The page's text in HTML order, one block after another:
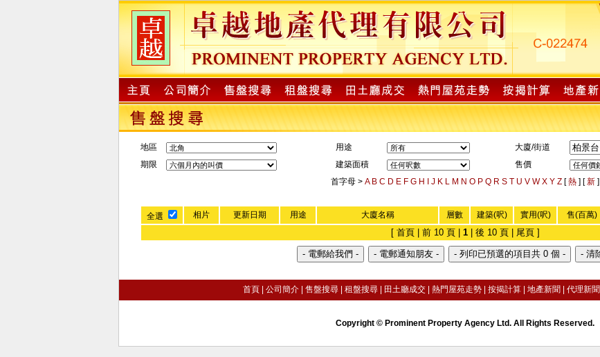
地區 用途
大廈/街道
期限
建築面積
售價
首字母 > A B C D E F G H J K L M N O P Q R S T U V W X Y Z [熱 ] [新 ]
全選
相片 更新日期 用途 大廈名稱 層數 建築(呎) 實用(呎) 售(百萬)
[ 首頁 | 前 10 頁 | 1| 後 10 頁 | 尾頁 ]
首頁 公司簡介 售盤搜尋 租盤搜尋 | 田土廳成交 熱門屋苑走勢 按揭計算 | 地產新聞 代理新聞
Copyright © Prominent Property Agency Ltd. All Rights Reserved.